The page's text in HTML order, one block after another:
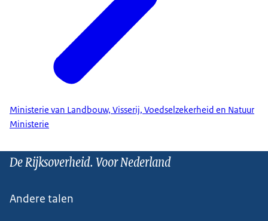
Ministerie van Landbouw, Visserij, Voedselzekerheid en Natuur
Ministerie
De Rijksoverheid. Voor Nederland
Andere talen